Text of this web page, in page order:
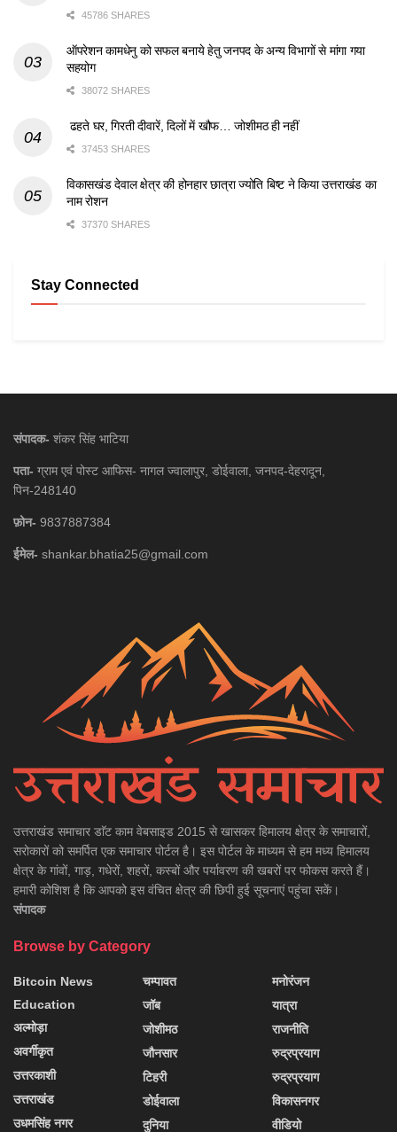
45786 SHARES
ऑपरेशन कामधेनु को सफल बनाये हेतु जनपद के अन्य विभागों से मांगा गया
सहयोग
38072 SHARES
ढहते घर, गिरती दीवारें, दिलों में खौफ… जोशीमठ ही नहीं
37453 SHARES
विकासखंड देवाल क्षेत्र की होनहार छात्रा ज्योति बिष्ट ने किया उत्तराखंड का
नाम रोशन
37370 SHARES
Stay Connected
संपादक- शंकर सिंह भाटिया
पता- ग्राम एवं पोस्ट आफिस- नागल ज्वालापुर, डोईवाला, जनपद-देहरादून,
पिन-248140
फ़ोन- 9837887384
ईमेल- shankar.bhatia25@gmail.com
उत्तराखंड समाचार डाॅट काम वेबसाइड 2015 से खासकर हिमालय क्षेत्र के समाचारों,
सरोकारों को समर्पित एक समाचार पोर्टल है। इस पोर्टल के माध्यम से हम मध्य हिमालय
क्षेत्र के गांवों, गाड़, गधेरों, शहरों, कस्बों और पर्यावरण की खबरों पर फोकस करते हैं।
हमारी कोशिश है कि आपको इस वंचित क्षेत्र की छिपी हुई सूचनाएं पहुंचा सकें।
संपादक
Browse by Category
Bitcoin News
Education
अल्मोड़ा
अवर्गीकृत
उत्तरकाशी
उत्तराखंड
उधमसिंह नगर
चम्पावत
जॉब
जोशीमठ
जौनसार
टिहरी
डोईवाला
दुनिया
मनोरंजन
यात्रा
राजनीति
रुद्रप्रयाग
रुद्रप्रयाग
विकासनगर
वीडियो